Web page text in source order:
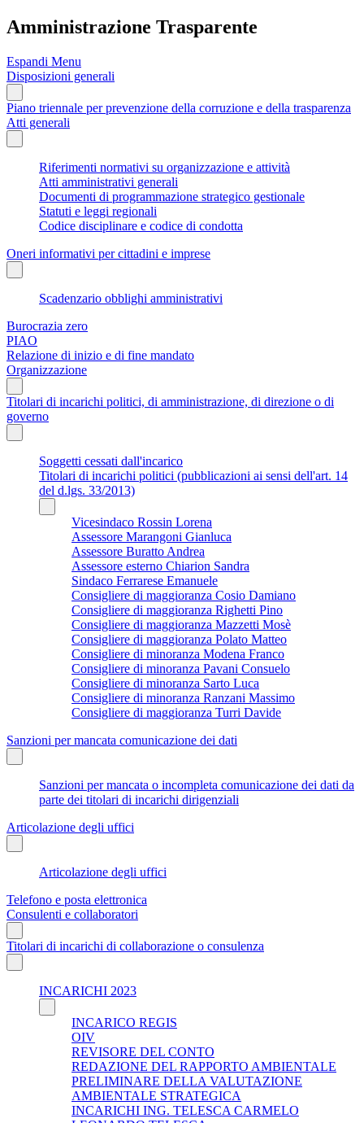
Amministrazione Trasparente
Espandi Menu
Disposizioni generali
Piano triennale per prevenzione della corruzione e della trasparenza
Atti generali
Riferimenti normativi su organizzazione e attività
Atti amministrativi generali
Documenti di programmazione strategico gestionale
Statuti e leggi regionali
Codice disciplinare e codice di condotta
Oneri informativi per cittadini e imprese
Scadenzario obblighi amministrativi
Burocrazia zero
PIAO
Relazione di inizio e di fine mandato
Organizzazione
Titolari di incarichi politici, di amministrazione, di direzione o di
governo
Soggetti cessati dall'incarico
Titolari di incarichi politici (pubblicazioni ai sensi dell'art. 14
del d.lgs. 33/2013)
Vicesindaco Rossin Lorena
Assessore Marangoni Gianluca
Assessore Buratto Andrea
Assessore esterno Chiarion Sandra
Sindaco Ferrarese Emanuele
Consigliere di maggioranza Cosio Damiano
Consigliere di maggioranza Righetti Pino
Consigliere di maggioranza Mazzetti Mosè
Consigliere di maggioranza Polato Matteo
Consigliere di minoranza Modena Franco
Consigliere di minoranza Pavani Consuelo
Consigliere di minoranza Sarto Luca
Consigliere di minoranza Ranzani Massimo
Consigliere di maggioranza Turri Davide
Sanzioni per mancata comunicazione dei dati
Sanzioni per mancata o incompleta comunicazione dei dati da
parte dei titolari di incarichi dirigenziali
Articolazione degli uffici
Articolazione degli uffici
Telefono e posta elettronica
Consulenti e collaboratori
Titolari di incarichi di collaborazione o consulenza
INCARICHI 2023
INCARICO REGIS
OIV
REVISORE DEL CONTO
REDAZIONE DEL RAPPORTO AMBIENTALE
PRELIMINARE DELLA VALUTAZIONE
AMBIENTALE STRATEGICA
INCARICHI ING. TELESCA CARMELO